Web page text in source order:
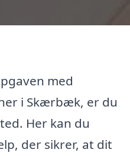
med
i Skærbæk, er du
Her kan du
der sikrer, at dit